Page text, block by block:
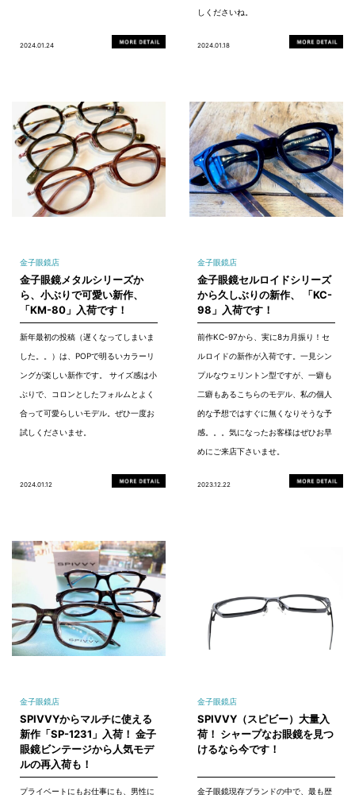
2024.01.24
しくださいね。
2024.01.18
金子眼鏡店
金子眼鏡メタルシリーズか
ら、小ぶりで可愛い新作、
「KM-80」入荷です！
新年最初の投稿（遅くなってしまいま
した。。）は、POPで明るいカラーリ
ングが楽しい新作です。 サイズ感は小
ぶりで、コロンとしたフォルムとよく
合って可愛らしいモデル。ぜひ一度お
試しくださいませ。
2024.01.12
金子眼鏡店
金子眼鏡セルロイドシリーズ
から久しぶりの新作、 「KC-
98」入荷です！
前作KC-97から、実に8カ月振り！セ
ルロイドの新作が入荷です。一見シン
プルなウェリントン型ですが、一癖も
二癖もあるこちらのモデル、私の個人
的な予想ではすぐに無くなりそうな予
感。。。気になったお客様はぜひお早
めにご来店下さいませ。
2023.12.22
金子眼鏡店
SPIVVYからマルチに使える
新作「SP-1231」入荷！ 金子
眼鏡ビンテージから人気モデ
ルの再入荷も！
プライベートにもお仕事にも、男性に
金子眼鏡店
SPIVVY（スピビー）大量入
荷！ シャープなお眼鏡を見つ
けるなら今です！
金子眼鏡現存ブランドの中で、最も歴